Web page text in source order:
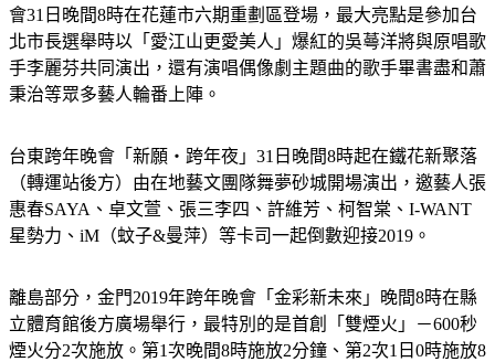
會31日晚間8時在花蓮市六期重劃區登場，最大亮點是參加台
北市長選舉時以「愛江山更愛美人」爆紅的吳蕚洋將與原唱歌
手李麗芬共同演出，還有演唱偶像劇主題曲的歌手畢書盡和蕭
秉治等眾多藝人輪番上陣。
台東跨年晚會「新願‧跨年夜」31日晚間8時起在鐵花新聚落
（轉運站後方）由在地藝文團隊舞夢砂城開場演出，邀藝人張
惠春SAYA、卓文萱、張三李四、許維芳、柯智棠、I-WANT
星勢力、iM（蚊子&曼萍）等卡司一起倒數迎接2019。
離島部分， 金門2019年跨年晚會「金彩新未來」晚間8時在縣
立體育館後方廣場舉行，最特別的是首創「雙煙火」－600秒
煙火分2次施放。第1次晚間8時施放2分鐘、第2次1日0時施放8